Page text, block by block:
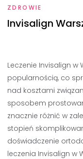
ZDROWIE
Invisalign
Leczenie Invisalign w
popularnością, co
nad kosztami
sposobem
znacznie różnić w
stopień
doświadczenie
leczenia Invisalign w